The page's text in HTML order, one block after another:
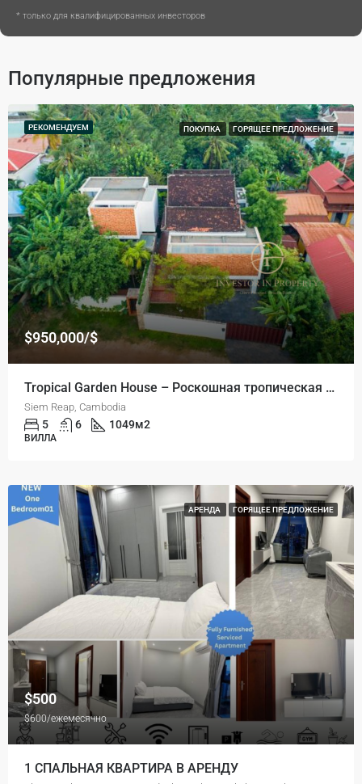
* только для квалифицированных инвесторов
Популярные предложения
РЕКОМЕНДУЕМ ПОКУПКА ГОРЯЩЕЕ ПРЕДЛОЖЕНИЕ
$950,000/$
Tropical Garden House – Роскошная тропическая вилла с садом на продажу
Siem Reap, Cambodia
5 6 1049м2
ВИЛЛА
АРЕНДА ГОРЯЩЕЕ ПРЕДЛОЖЕНИЕ
$500
$600/ежемесячно
1 СПАЛЬНАЯ КВАРТИРА В АРЕНДУ